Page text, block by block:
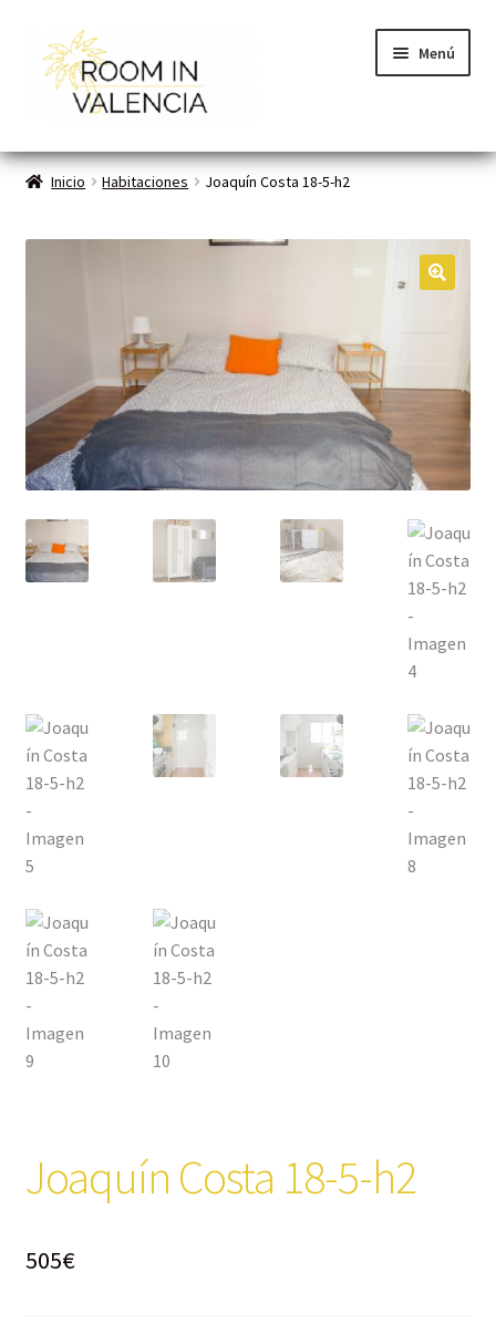
Menú
Inicio
Planes VLC
Mi cuenta
Inicio Habitaciones Joaquín Costa 18-5-h2
Joaquín Costa 18-5-h2
505€